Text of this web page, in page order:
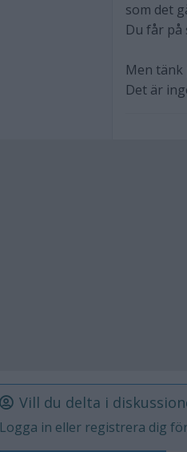
som det
Du får på
Men
Det är
Vill du delta i
Logga in eller registrera dig